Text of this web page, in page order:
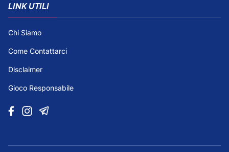
LINK UTILI
Chi Siamo
Come Contattarci
Disclaimer
Gioco Responsabile